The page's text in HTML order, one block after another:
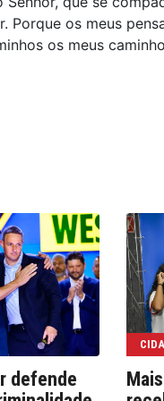
Porque os meus
os meus
defende